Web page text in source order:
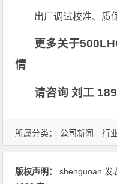
出厂调试校准、质
更多关于
情
请咨询 刘工
所属分类： 公司新闻 行
版权声明： shenguoan 发